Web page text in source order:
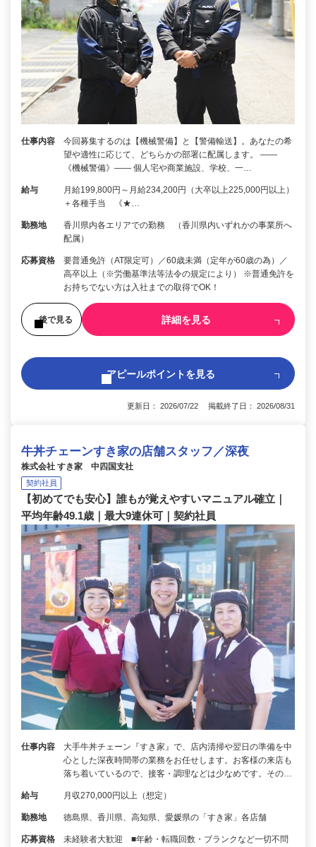
仕事内容
今回募集するのは【機械警備】と【警備輸送】。あなたの希
望や適性に応じて、どちらかの部署に配属します。 ――
《機械警備》―― 個人宅や商業施設、学校、一…
給与
月給199,800円～月給234,200円（大卒以上225,000円以上）
＋各種手当 《★…
勤務地
香川県内各エリアでの勤務 （香川県内いずれかの事業所へ
配属）
応募資格
要普通免許（AT限定可）／60歳未満（定年が60歳の為）／
高卒以上（※労働基準法等法令の規定により） ※普通免許を
お持ちでない方は入社までの取得でOK！
後で見る 詳細を見る
アピールポイントを見る
更新日： 2026/07/22 掲載終了日： 2026/08/31
牛丼チェーンすき家の店舗スタッフ／深夜
株式会社 すき家 中四国支社
契約社員
【初めてでも安心】誰もが覚えやすいマニュアル確立｜
平均年齢49.1歳｜最大9連休可｜契約社員
仕事内容
大手牛丼チェーン『すき家』で、店内清掃や翌日の準備を中
心とした深夜時間帯の業務をお任せします。お客様の来店も
落ち着いているので、接客・調理などは少なめです。その…
給与 月収270,000円以上（想定）
勤務地 徳島県、香川県、高知県、愛媛県の「すき家」各店舗
応募資格
未経験者大歓迎 ■年齢・転職回数・ブランクなど一切不問